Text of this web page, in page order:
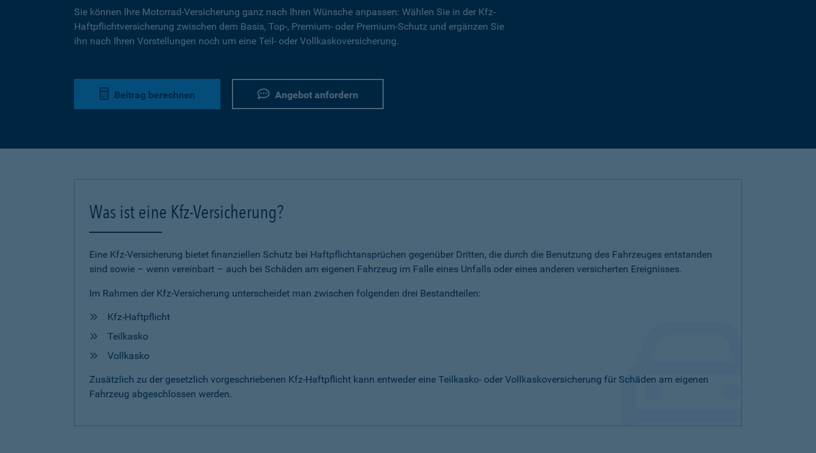
Sie können Ihre Motorrad-Versicherung ganz nach Ihren Wünsche anpassen: Wählen Sie in der Kfz-
Haftpflichtversicherung zwischen dem Basis, Top-, Premium- oder Premium-Schutz und ergänzen Sie
ihn nach Ihren Vorstellungen noch um eine Teil- oder Vollkaskoversicherung.
Beitrag berechnen Angebot anfordern
Was ist eine Kfz-Versicherung?
Eine Kfz-Versicherung bietet finanziellen Schutz bei Haftpflichtansprüchen gegenüber Dritten, die durch die Benutzung des Fahrzeuges entstanden
sind sowie – wenn vereinbart – auch bei Schäden am eigenen Fahrzeug im Falle eines Unfalls oder eines anderen versicherten Ereignisses.
Im Rahmen der Kfz-Versicherung unterscheidet man zwischen folgenden drei Bestandteilen:
Kfz-Haftpflicht
Teilkasko
Vollkasko
Zusätzlich zu der gesetzlich vorgeschriebenen Kfz-Haftpflicht kann entweder eine Teilkasko- oder Vollkaskoversicherung für Schäden am eigenen
Fahrzeug abgeschlossen werden.